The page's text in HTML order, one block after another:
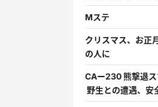
Mステ
クリスマス、お正
の人に
CAー230 熊撃退
野生との遭遇、安